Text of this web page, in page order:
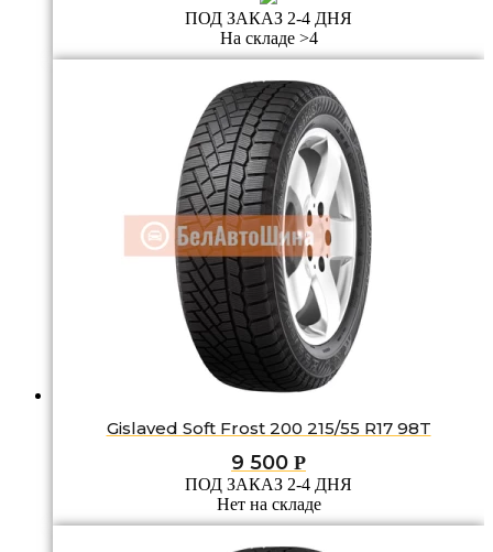
ПОД ЗАКАЗ 2-4 ДНЯ
На складе >4
Gislaved Soft Frost 200 215/55 R17 98T
9 500 Р
ПОД ЗАКАЗ 2-4 ДНЯ
Нет на складе